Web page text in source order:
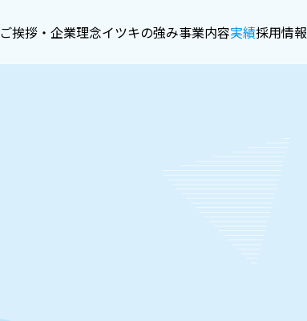
ご挨拶・企業理念イツキの強み事業内容実績採用情報